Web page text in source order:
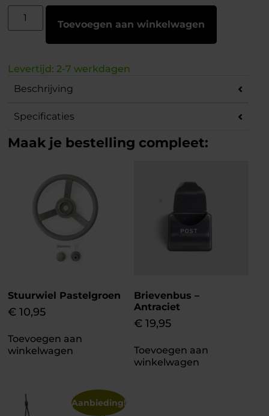
Toevoegen aan winkelwagen
Levertijd: 2-7 werkdagen
Beschrijving
Specificaties
Maak je bestelling compleet:
Stuurwiel Pastelgroen
€ 10,95
Toevoegen aan
winkelwagen
Brievenbus –
Antraciet
€ 19,95
Toevoegen aan
winkelwagen
Aanbieding!